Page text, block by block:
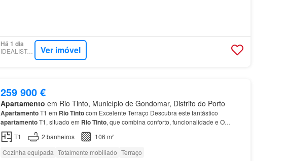
Há 1 dia
IDEALISTA.PT Ver imóvel
259 900 €
Apartamento em Rio Tinto, Município de Gondomar, Distrito do Porto
ApartamentoT1 em RioTintocom Excelente Terraço Descubra este fantástico
apartamentoT1, situado em RioTinto, que combina conforto, funcionalidade e O
imóvel dispõe de uma cozinha mobilada e equipada com placa,
T1 2 banheiros
106 m²
Cozinha equipada Totalmente mobiliado Terraço